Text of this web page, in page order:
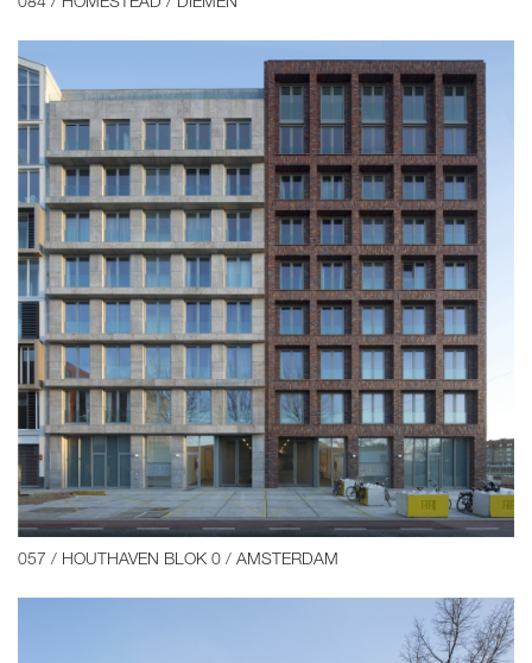
084 / HOMESTEAD / DIEMEN
057 / HOUTHAVEN BLOK 0 / AMSTERDAM